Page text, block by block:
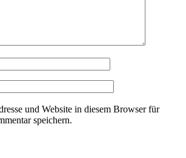
und Website in diesem Browser für
speichern.